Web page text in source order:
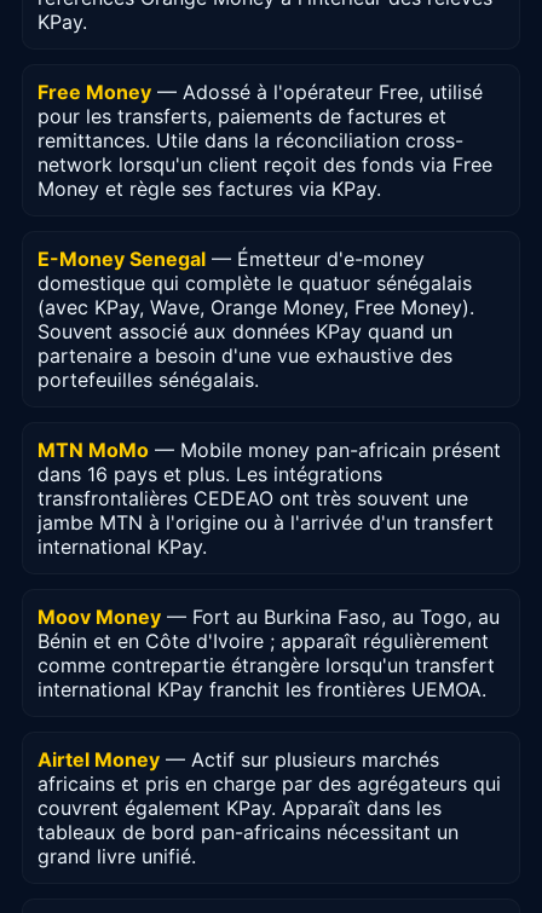
KPay.
Free Money — Adossé à l'opérateur Free, utilisé
pour les transferts, paiements de factures et
remittances. Utile dans la réconciliation cross-
network lorsqu'un client reçoit des fonds via Free
Money et règle ses factures via KPay.
E-Money Senegal — Émetteur d'e-money
domestique qui complète le quatuor sénégalais
(avec KPay, Wave, Orange Money, Free Money).
Souvent associé aux données KPay quand un
partenaire a besoin d'une vue exhaustive des
portefeuilles sénégalais.
MTN MoMo — Mobile money pan-africain présent
dans 16 pays et plus. Les intégrations
transfrontalières CEDEAO ont très souvent une
jambe MTN à l'origine ou à l'arrivée d'un transfert
international KPay.
Moov Money — Fort au Burkina Faso, au Togo, au
Bénin et en Côte d'Ivoire ; apparaît régulièrement
comme contrepartie étrangère lorsqu'un transfert
international KPay franchit les frontières UEMOA.
Airtel Money — Actif sur plusieurs marchés
africains et pris en charge par des agrégateurs qui
couvrent également KPay. Apparaît dans les
tableaux de bord pan-africains nécessitant un
grand livre unifié.